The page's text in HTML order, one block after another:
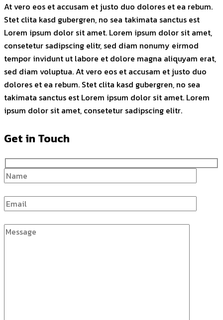
At vero eos et accusam et justo duo dolores et ea rebum.
Stet clita kasd gubergren, no sea takimata sanctus est
Lorem ipsum dolor sit amet. Lorem ipsum dolor sit amet,
consetetur sadipscing elitr, sed diam nonumy eirmod
tempor invidunt ut labore et dolore magna aliquyam erat,
sed diam voluptua. At vero eos et accusam et justo duo
dolores et ea rebum. Stet clita kasd gubergren, no sea
takimata sanctus est Lorem ipsum dolor sit amet. Lorem
ipsum dolor sit amet, consetetur sadipscing elitr.
Get in Touch